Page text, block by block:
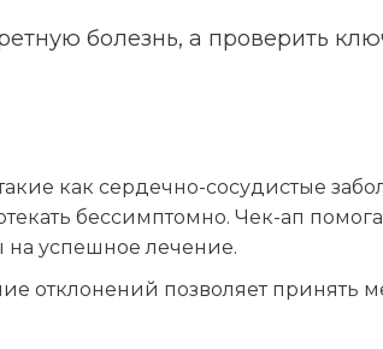
болезнь, а проверить
как сердечно-сосудистые
бессимптомно. Чек-ап
на успешное лечение.
отклонений позволяет принять